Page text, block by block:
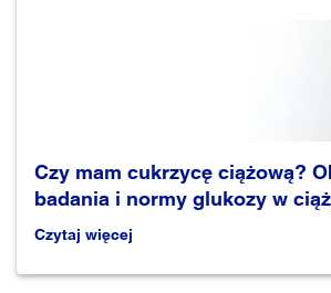
Czy mam cukrzycę ciążową?
badania i normy glukozy w
Czytaj więcej